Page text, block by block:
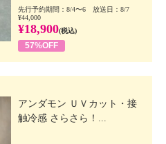
先行予約期間：8/4〜6 放送日：8/7
¥44,000
¥18,900(税込)
57%OFF
アンダモン ＵＶカット・接
触冷感 さらさら！...